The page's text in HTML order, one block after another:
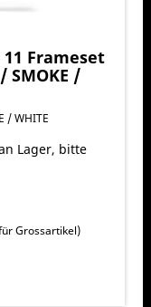
Frameset
SMOKE /
/ WHITE
Lager, bitte
Grossartikel)